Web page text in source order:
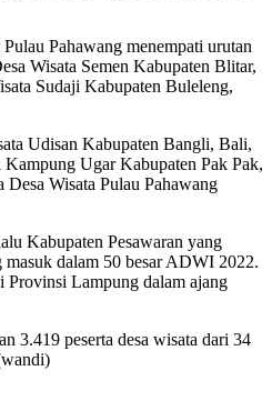
Pahawang menempati urutan
Wisata Semen Kabupaten Blitar,
Sudaji Kabupaten Buleleng,
Udisan Kabupaten Bangli, Bali,
Kampung Ugar Kabupaten Pak Pak,
Desa Wisata Pulau Pahawang
Kabupaten Pesawaran yang
dalam 50 besar ADWI 2022.
Provinsi Lampung dalam ajang
3.419 peserta desa wisata dari 34